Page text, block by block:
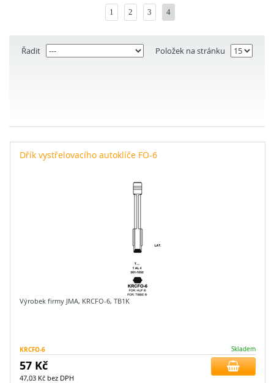
1 2 3 4
Řadit Položek na stránku
Dřík vystřelovacího autoklíče FO-6
Výrobek firmy JMA, KRCFO-6, TB1K
KRCFO-6 Skladem
57 Kč
47,03 Kč bez DPH